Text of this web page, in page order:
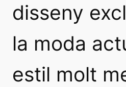
disseny
la moda
estil molt